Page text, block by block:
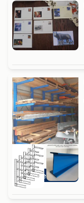
Direct leverbaar